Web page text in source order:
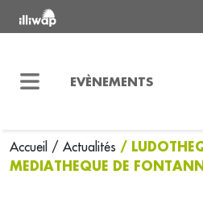
EVÈNEMENTS
Accueil / Actualités /
MEDIATHEQUE DE